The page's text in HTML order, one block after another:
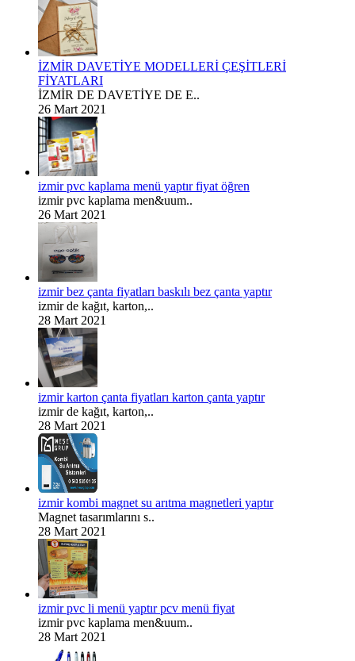
İZMİR DAVETİYE MODELLERİ ÇEŞİTLERİ
FİYATLARI
İZMİR DE DAVETİYE DE E..
26 Mart 2021
izmir pvc kaplama menü yaptır fiyat öğren
izmir pvc kaplama men&uum..
26 Mart 2021
izmir bez çanta fiyatları baskılı bez çanta yaptır
izmir de kağıt, karton,..
28 Mart 2021
izmir karton çanta fiyatları karton çanta yaptır
izmir de kağıt, karton,..
28 Mart 2021
izmir kombi magnet su arıtma magnetleri yaptır
Magnet tasarımlarını s..
28 Mart 2021
izmir pvc li menü yaptır pcv menü fiyat
izmir pvc kaplama men&uum..
28 Mart 2021